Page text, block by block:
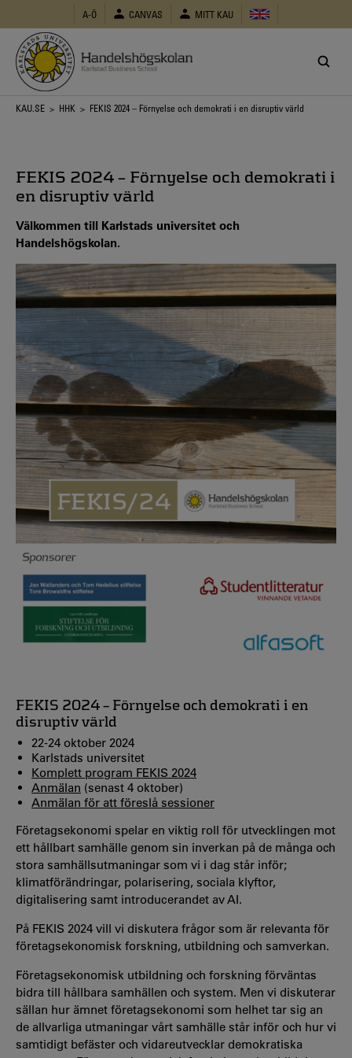
huvudinnehåll
A-Ö CANVAS MITT KAU
Länkstig
KAU.SE > HHK > FEKIS 2024 – Förnyelse och demokrati i en disruptiv värld
FEKIS 2024 – Förnyelse och demokrati i
en disruptiv värld
Välkommen till Karlstads universitet och
Handelshögskolan.
FEKIS 2024 – Förnyelse och demokrati i en
disruptiv värld
22-24 oktober 2024
Karlstads universitet
Komplett program FEKIS 2024
Anmälan (senast 4 oktober)
Anmälan för att föreslå sessioner
Företagsekonomi spelar en viktig roll för utvecklingen mot
ett hållbart samhälle genom sin inverkan på de många och
stora samhällsutmaningar som vi i dag står inför;
klimatförändringar, polarisering, sociala klyftor,
digitalisering samt introducerandet av AI.
På FEKIS 2024 vill vi diskutera frågor som är relevanta för
företagsekonomisk forskning, utbildning och samverkan.
Företagsekonomisk utbildning och forskning förväntas
bidra till hållbara samhällen och system. Men vi diskuterar
sällan hur ämnet företagsekonomi som helhet tar sig an
de allvarliga utmaningar vårt samhälle står inför och hur vi
samtidigt befäster och vidareutvecklar demokratiska